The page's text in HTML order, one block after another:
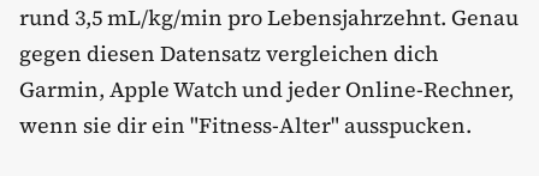
rund 3,5 mL/kg/min pro Lebensjahrzehnt. Genau
gegen diesen Datensatz vergleichen dich
Garmin, Apple Watch und jeder Online-Rechner,
wenn sie dir ein "Fitness-Alter" ausspucken.